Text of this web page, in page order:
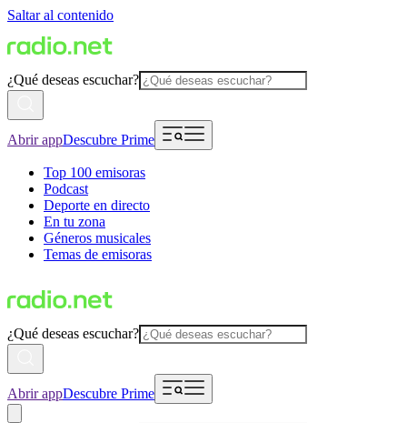
Saltar al contenido
¿Qué deseas escuchar?
Abrir appDescubre Prime
Top 100 emisoras
Podcast
Deporte en directo
En tu zona
Géneros musicales
Temas de emisoras
¿Qué deseas escuchar?
Abrir appDescubre Prime